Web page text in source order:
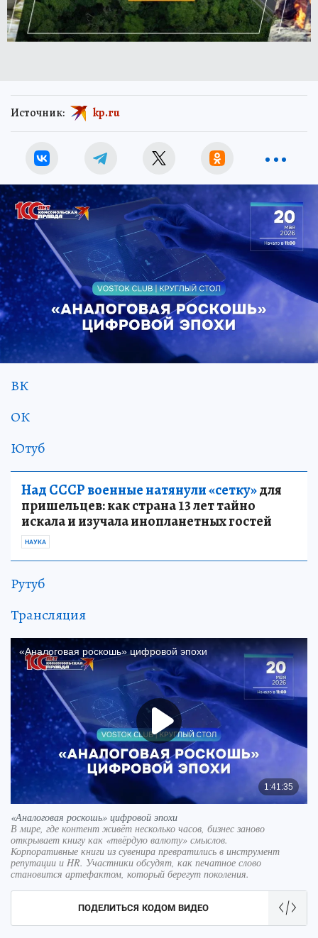
Источник: kp.ru
ВК
ОК
Ютуб
Над СССР военные натянули «сетку»для
пришельцев: как страна 13 лет тайно
искала и изучала инопланетных гостей
НАУКА
Рутуб
Трансляция
«Аналоговая роскошь» цифровой эпохи
В мире, где контент живёт несколько часов, бизнес заново
открывает книгу как «твёрдую валюту» смыслов.
Корпоративные книги из сувенира превратились в инструмент
репутации и HR. Участники обсудят, как печатное слово
становится артефактом, который берегут поколения.
ПОДЕЛИТЬСЯ КОДОМ ВИДЕО